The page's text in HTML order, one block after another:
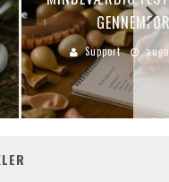
Support